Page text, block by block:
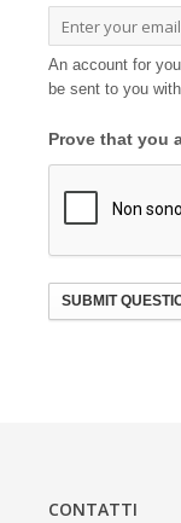
An account for
be sent to you
Prove that you
SUBMIT
CONTATTI